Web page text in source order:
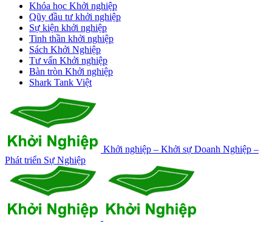
Khóa học Khởi nghiệp
Qũy đầu tư khởi nghiệp
Sự kiện khởi nghiệp
Tinh thần khởi nghiệp
Sách Khởi Nghiệp
Tư vấn Khởi nghiệp
Bàn tròn Khởi nghiệp
Shark Tank Việt
Khởi nghiệp – Khởi sự Doanh Nghiệp –
Phát triển Sự Nghiệp